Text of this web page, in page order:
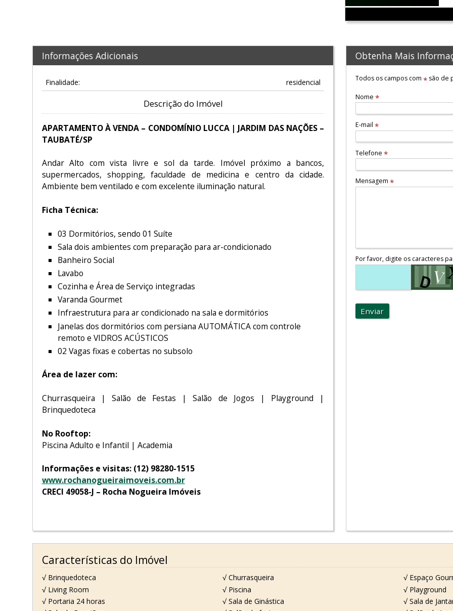
Informações Adicionais
Finalidade: residencial
Descrição do Imóvel
APARTAMENTO À VENDA – CONDOMÍNIO LUCCA | JARDIM DAS NAÇÕES –
TAUBATÉ/SP
Andar Alto com vista livre e sol da tarde. Imóvel próximo a bancos,
supermercados, shopping, faculdade de medicina e centro da cidade.
Ambiente bem ventilado e com excelente iluminação natural.
Ficha Técnica:
03 Dormitórios, sendo 01 Suíte
Sala dois ambientes com preparação para ar-condicionado
Banheiro Social
Lavabo
Cozinha e Área de Serviço integradas
Varanda Gourmet
Infraestrutura para ar condicionado na sala e dormitórios
Janelas dos dormitórios com persiana AUTOMÁTICA com controle
remoto e VIDROS ACÚSTICOS
02 Vagas fixas e cobertas no subsolo
Área de lazer com:
Churrasqueira | Salão de Festas | Salão de Jogos | Playground |
Brinquedoteca
No Rooftop:
Piscina Adulto e Infantil | Academia
Informações e visitas: (12) 98280-1515
www.rochanogueiraimoveis.com.br
CRECI 49058-J – Rocha Nogueira Imóveis
Obtenha Mais
Todos os campos com *são de
Nome *
E-mail *
Telefone *
Mensagem *
Por favor, digite os caracteres
Enviar
Características do Imóvel
√ Brinquedoteca √ Churrasqueira
√ Espaço
√ Living Room
√ Piscina
√ Playground
√ Portaria 24 horas
√ Sala de Ginástica
√ Sala de